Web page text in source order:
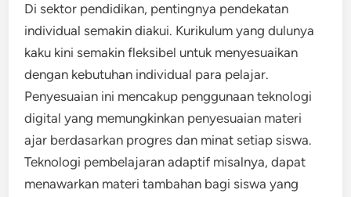
Di sektor pendidikan, pentingnya pendekatan
individual semakin diakui. Kurikulum yang dulunya
kaku kini semakin fleksibel untuk menyesuaikan
dengan kebutuhan individual para pelajar.
Penyesuaian ini mencakup penggunaan teknologi
digital yang memungkinkan penyesuaian materi
ajar berdasarkan progres dan minat setiap siswa.
Teknologi pembelajaran adaptif misalnya, dapat
menawarkan materi tambahan bagi siswa yang